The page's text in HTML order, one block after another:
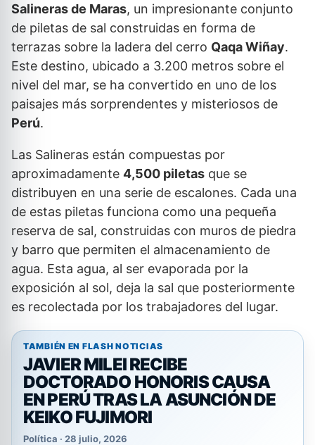
Salineras de Maras, un impresionante conjunto
de piletas de sal construidas en forma de
terrazas sobre la ladera del cerro Qaqa Wiñay.
Este destino, ubicado a 3.200 metros sobre el
nivel del mar, se ha convertido en uno de los
paisajes más sorprendentes y misteriosos de
Perú.
Las Salineras están compuestas por
aproximadamente 4,500 piletas que se
distribuyen en una serie de escalones. Cada una
de estas piletas funciona como una pequeña
reserva de sal, construidas con muros de piedra
y barro que permiten el almacenamiento de
agua. Esta agua, al ser evaporada por la
exposición al sol, deja la sal que posteriormente
es recolectada por los trabajadores del lugar.
TAMBIÉN EN FLASH NOTICIAS
JAVIER MILEI RECIBE
DOCTORADO HONORIS CAUSA
EN PERÚ TRAS LA ASUNCIÓN DE
KEIKO FUJIMORI
Política · 28 julio, 2026